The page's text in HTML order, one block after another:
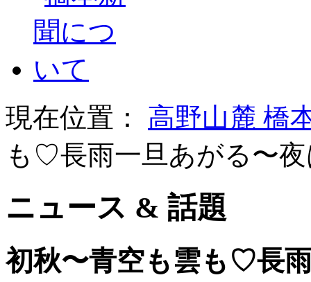
現在位置： 高野山麓 橋
も♡長雨一旦あがる〜
ニュース & 話題
初秋〜青空も雲も♡長